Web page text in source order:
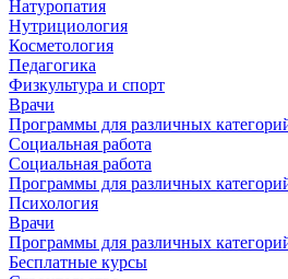
Натуропатия
Нутрициология
Косметология
Педагогика
Физкультура и спорт
Врачи
Программы для различных
Социальная работа
Социальная работа
Программы для различных
Психология
Врачи
Программы для различных
Бесплатные курсы